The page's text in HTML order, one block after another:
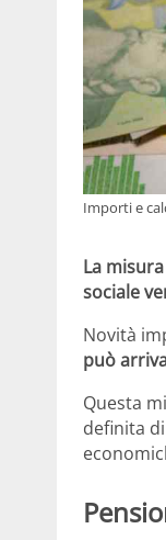
Importi e
La
sociale
Novità
può
Questa
definita